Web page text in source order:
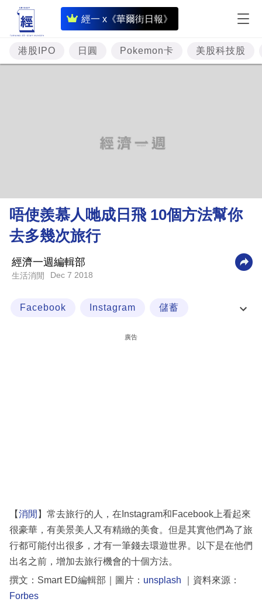
經一 x《華爾街日報》
即
時
財
經
理
財
商
業
科
區
港股IPO 日圓 Pokemon卡 美股科技股
唔使羨慕人哋成日飛 10個方法幫你
去多幾次旅行
經濟一週編輯部
生活消閒 Dec 7 2018
Facebook Instagram 儲蓄
廣告
【消閒 】常去旅行的人，在Instagram和Facebook上看起來
很豪華，有美景美人又有精緻的美食。但是其實他們為了旅
行都可能付出很多，才有一筆錢去環遊世界。以下是在他們
出名之前，增加去旅行機會的十個方法。
撰文：Smart ED編輯部｜圖片： unsplash
｜資料來源：
Forbes